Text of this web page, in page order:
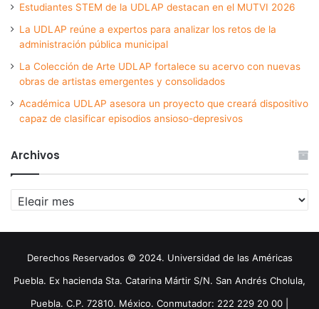
Estudiantes STEM de la UDLAP destacan en el MUTVI 2026
La UDLAP reúne a expertos para analizar los retos de la
administración pública municipal
La Colección de Arte UDLAP fortalece su acervo con nuevas
obras de artistas emergentes y consolidados
Académica UDLAP asesora un proyecto que creará dispositivo
capaz de clasificar episodios ansioso-depresivos
Archivos
Archivos
Derechos Reservados © 2024. Universidad de las Américas
Puebla. Ex hacienda Sta. Catarina Mártir S/N. San Andrés Cholula,
Puebla. C.P. 72810. México. Conmutador: 222 229 20 00 |